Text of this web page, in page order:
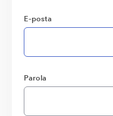
E-posta
Parola